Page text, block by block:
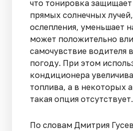
что тонировка
прямых солнечных
ослепления, уменьшает
может положительно
самочувствие водителя
погоду. При этом
кондиционера
топлива, а в некоторых
такая опция отсутствует.
По словам Дмитрия